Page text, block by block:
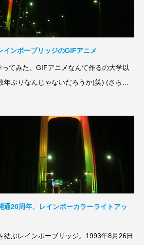
ンボーブリッジのGIFアニメ
てみた。GIFアニメなんて作るの大学以
ぶりなんじゃないだろうか(笑) (さらに
通20周年、レインボーカラーライトアッ
結ぶレインボーブリッジ。1993年8月26日